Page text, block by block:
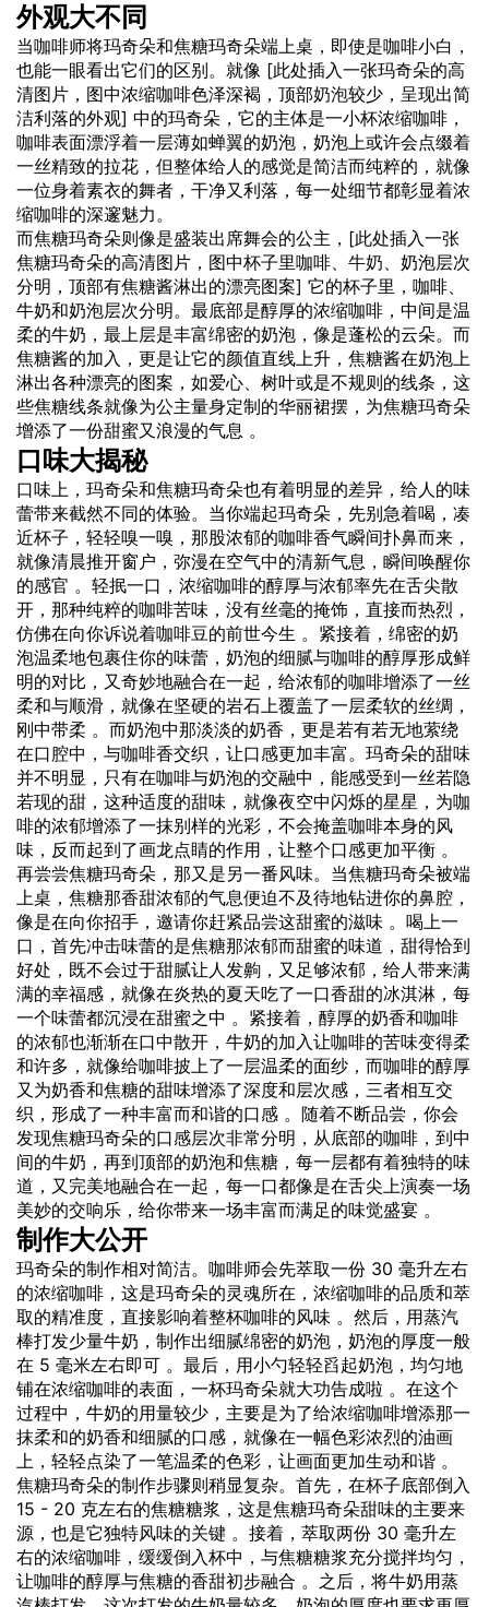
外观大不同
当咖啡师将玛奇朵和焦糖玛奇朵端上桌，即使是咖啡小白，
也能一眼看出它们的区别。就像 [此处插入一张玛奇朵的高
清图片，图中浓缩咖啡色泽深褐，顶部奶泡较少，呈现出简
洁利落的外观] 中的玛奇朵，它的主体是一小杯浓缩咖啡，
咖啡表面漂浮着一层薄如蝉翼的奶泡，奶泡上或许会点缀着
一丝精致的拉花，但整体给人的感觉是简洁而纯粹的，就像
一位身着素衣的舞者，干净又利落，每一处细节都彰显着浓
缩咖啡的深邃魅力。
而焦糖玛奇朵则像是盛装出席舞会的公主，[此处插入一张
焦糖玛奇朵的高清图片，图中杯子里咖啡、 牛奶、奶泡层次
分明，顶部有焦糖酱淋出的漂亮图案] 它的杯子里，咖啡、
牛奶和奶泡层次分明。最底部是醇厚的浓缩咖啡，中间是温
柔的牛奶，最上层是丰富绵密的奶泡，像是蓬松的云朵。而
焦糖酱的加入，更是让它的颜值直线上升，焦糖酱在奶泡上
淋出各种漂亮的图案，如爱心、树叶或是不规则的线条，这
些焦糖线条就像为公主量身定制的华丽裙摆，为焦糖玛奇朵
增添了一份甜蜜又浪漫的气息 。
口味大揭秘
口味上，玛奇朵和焦糖玛奇朵也有着明显的差异，给人的味
蕾带来截然不同的体验。当你端起玛奇朵，先别急着喝，凑
近杯子，轻轻嗅一嗅，那股浓郁的咖啡香气瞬间扑鼻而来，
就像清晨推开窗户，弥漫在空气中的清新气息，瞬间唤醒你
的感官 。轻抿一口，浓缩咖啡的醇厚与浓郁率先在舌尖散
开，那种纯粹的咖啡苦味，没有丝毫的掩饰，直接而热烈，
仿佛在向你诉说着咖啡豆的前世今生 。紧接着，绵密的奶
泡温柔地包裹住你的味蕾，奶泡的细腻与咖啡的醇厚形成鲜
明的对比，又奇妙地融合在一起，给浓郁的咖啡增添了一丝
柔和与顺滑，就像在坚硬的岩石上覆盖了一层柔软的丝绸，
刚中带柔 。而奶泡中那淡淡的奶香，更是若有若无地萦绕
在口腔中，与咖啡香交织，让口感更加丰富。玛奇朵的甜味
并不明显，只有在咖啡与奶泡的交融中，能感受到一丝若隐
若现的甜，这种适度的甜味，就像夜空中闪烁的星星，为咖
啡的浓郁增添了一抹别样的光彩，不会掩盖咖啡本身的风
味，反而起到了画龙点睛的作用，让整个口感更加平衡 。
再尝尝焦糖玛奇朵，那又是另一番风味。当焦糖玛奇朵被端
上桌，焦糖那香甜浓郁的气息便迫不及待地钻进你的鼻腔，
像是在向你招手，邀请你赶紧品尝这甜蜜的滋味 。喝上一
口，首先冲击味蕾的是焦糖那浓郁而甜蜜的味道，甜得恰到
好处，既不会过于甜腻让人发齁，又足够浓郁，给人带来满
满的幸福感，就像在炎热的夏天吃了一口香甜的冰淇淋，每
一个味蕾都沉浸在甜蜜之中 。紧接着，醇厚的奶香和咖啡
的浓郁也渐渐在口中散开，牛奶的加入让咖啡的苦味变得柔
和许多，就像给咖啡披上了一层温柔的面纱，而咖啡的醇厚
又为奶香和焦糖的甜味增添了深度和层次感，三者相互交
织，形成了一种丰富而和谐的口感 。随着不断品尝，你会
发现焦糖玛奇朵的口感层次非常分明，从底部的咖啡，到中
间的牛奶，再到顶部的奶泡和焦糖，每一层都有着独特的味
道，又完美地融合在一起，每一口都像是在舌尖上演奏一场
美妙的交响乐，给你带来一场丰富而满足的味觉盛宴 。
制作大公开
玛奇朵的制作相对简洁。咖啡师会先萃取一份 30 毫升左右
的浓缩咖啡，这是玛奇朵的灵魂所在，浓缩咖啡的品质和萃
取的精准度，直接影响着整杯咖啡的风味 。然后，用蒸汽
棒打发少量牛奶，制作出细腻绵密的奶泡，奶泡的厚度一般
在 5 毫米左右即可 。最后，用小勺轻轻舀起奶泡，均匀地
铺在浓缩咖啡的表面，一杯玛奇朵就大功告成啦 。在这个
过程中，牛奶的用量较少，主要是为了给浓缩咖啡增添那一
抹柔和的奶香和细腻的口感，就像在一幅色彩浓烈的油画
上，轻轻点染了一笔温柔的色彩，让画面更加生动和谐 。
焦糖玛奇朵的制作步骤则稍显复杂。首先，在杯子底部倒入
15 - 20 克左右的焦糖糖浆，这是焦糖玛奇朵甜味的主要来
源，也是它独特风味的关键 。接着，萃取两份 30 毫升左
右的浓缩咖啡，缓缓倒入杯中，与焦糖糖浆充分搅拌均匀，
让咖啡的醇厚与焦糖的香甜初步融合 。之后，将牛奶用蒸